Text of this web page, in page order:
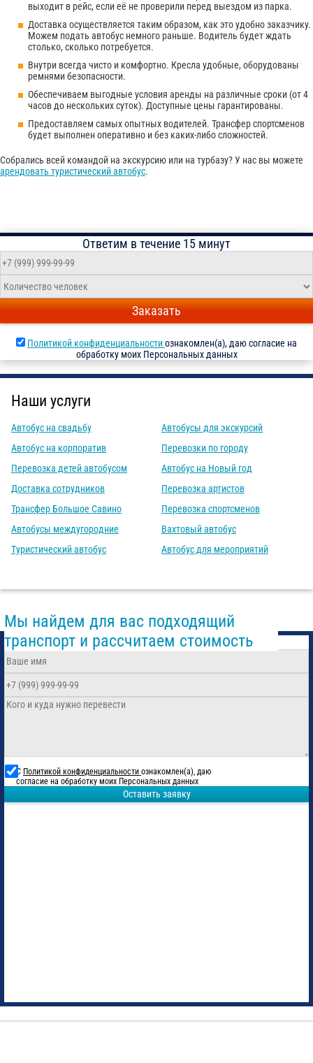
выходит в рейс, если её не проверили перед выездом из парка.
Доставка осуществляется таким образом, как это удобно заказчику.
Можем подать автобус немного раньше. Водитель будет ждать
столько, сколько потребуется.
Внутри всегда чисто и комфортно. Кресла удобные, оборудованы
ремнями безопасности.
Обеспечиваем выгодные условия аренды на различные сроки (от 4
часов до нескольких суток). Доступные цены гарантированы.
Предоставляем самых опытных водителей. Трансфер спортсменов
будет выполнен оперативно и без каких-либо сложностей.
Собрались всей командой на экскурсию или на турбазу? У нас вы можете
арендовать туристический автобус.
Ответим в течение 15 минут
Заказать
Политикой конфиденциальностиознакомлен(а), даю согласие на
обработку моих Персональных данных
Наши услуги
Автобус на свадьбу
Автобус на корпоратив
Перевозка детей автобусом
Доставка сотрудников
Трансфер Большое Савино
Автобусы междугородние
Туристический автобус
Автобусы для экскурсий
Перевозки по городу
Автобус на Новый год
Перевозка артистов
Перевозка спортсменов
Вахтовый автобус
Автобус для мероприятий
Мы найдем для вас подходящий
транспорт и рассчитаем стоимость
С Политикой конфиденциальности ознакомлен(а), даю
согласие на обработку моих Персональных данных
Оставить заявку